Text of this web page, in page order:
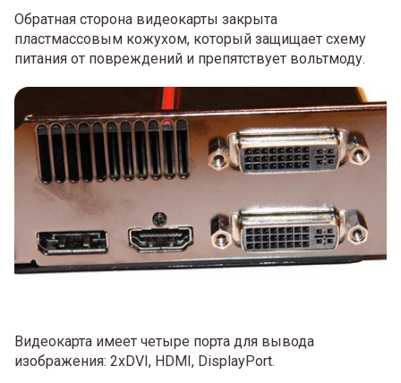
Обратная сторона видеокарты закрыта
пластмассовым кожухом, который защищает схему
питания от повреждений и препятствует вольтмоду.
Видеокарта имеет четыре порта для вывода
изображения: 2xDVI, HDMI, DisplayPort.